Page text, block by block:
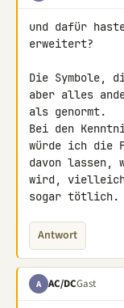
und dafür
erweitert?
Die Symbole,
aber alles
als genormt.
Bei den
würde ich die
davon lassen,
wird,
sogar tötlich.
Antwort
A AC/DCGast